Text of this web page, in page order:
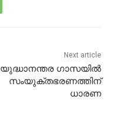
Next article
യുദ്ധാനന്തര ഗാസയില്‍
സംയുക്തഭരണത്തിന്
ധാരണ